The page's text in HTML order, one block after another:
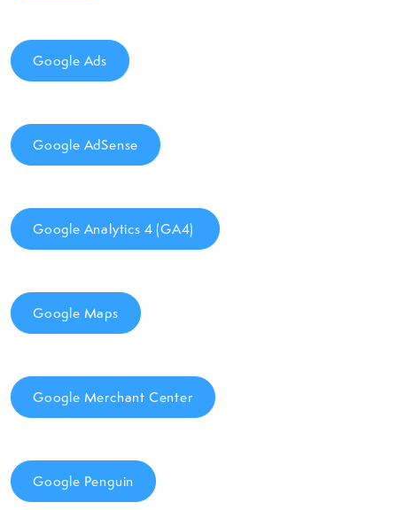
Google Ads
Google AdSense
Google Analytics 4 (GA4)
Google Maps
Google Merchant Center
Google Penguin